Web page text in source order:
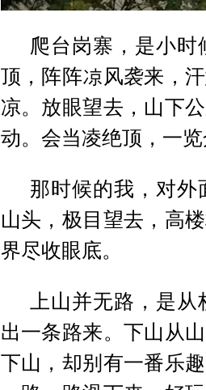
爬台岗寨，是小
顶，阵阵凉风袭来，
凉。放眼望去，山下
动。会当凌绝顶，一
那时候的我，对
山头，极目望去，高
界尽收眼底。
上山并无路，是
出一条路来。下山从
下山，却别有一番乐